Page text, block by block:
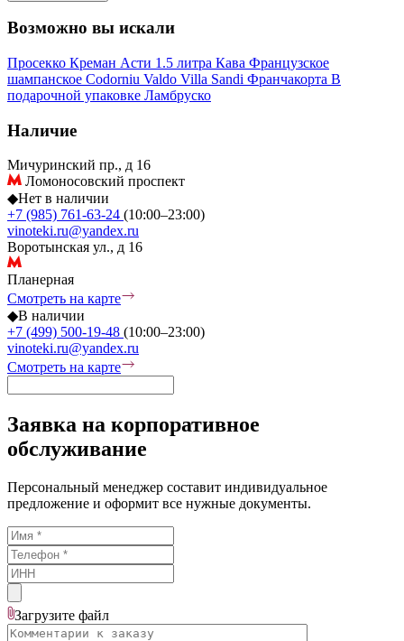
Возможно вы искали
Просекко Креман Асти 1.5 литра Кава Французское
шампанское Codorniu Valdo Villa Sandi Франчакорта В
подарочной упаковке Ламбруско
Наличие
Мичуринский пр., д 16
Ломоносовский проспект
◆Нет в наличии
+7 (985) 761-63-24 (10:00–23:00)
vinoteki.ru@yandex.ru
Воротынская ул., д 16
Планерная
Смотреть на карте
◆В наличии
+7 (499) 500-19-48 (10:00–23:00)
vinoteki.ru@yandex.ru
Смотреть на карте
Заявка на корпоративное
обслуживание
Персональный менеджер составит индивидуальное
предложение и оформит все нужные документы.
Загрузите файл